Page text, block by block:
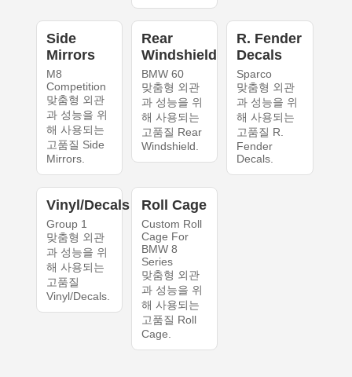
Side
Mirrors
M8
Competition
맞춤형 외관
과 성능을 위
해 사용되는
고품질 Side
Mirrors.
Rear
Windshield
BMW 60
맞춤형 외관
과 성능을 위
해 사용되는
고품질 Rear
Windshield.
R. Fender
Decals
Sparco
맞춤형 외관
과 성능을 위
해 사용되는
고품질 R.
Fender
Decals.
Vinyl/Decals
Group 1
맞춤형 외관
과 성능을 위
해 사용되는
고품질
Vinyl/Decals.
Roll Cage
Custom Roll
Cage For
BMW 8
Series
맞춤형 외관
과 성능을 위
해 사용되는
고품질 Roll
Cage.